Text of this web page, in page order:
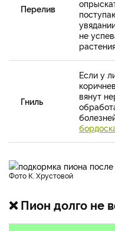
Перелив
не
Гниль
Если у
вянут
фото К. Хрустовой
❌ Пион долго не